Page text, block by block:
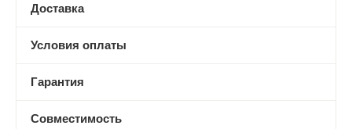
Доставка
Условия оплаты
Гарантия
Совместимость